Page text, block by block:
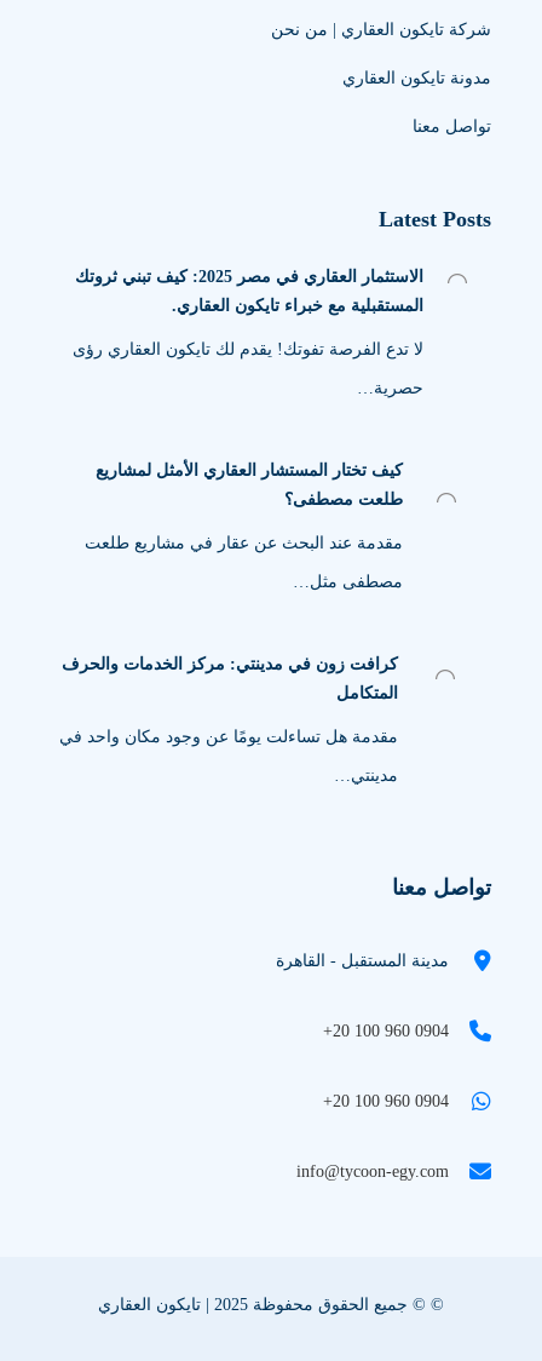
شركة تايكون العقاري | من نحن
مدونة تايكون العقاري
تواصل معنا
Latest Posts
الاستثمار العقاري في مصر 2025: كيف تبني ثروتك
المستقبلية مع خبراء تايكون العقاري.
لا تدع الفرصة تفوتك! يقدم لك تايكون العقاري رؤى
حصرية…
كيف تختار المستشار العقاري الأمثل لمشاريع
طلعت مصطفى؟
مقدمة عند البحث عن عقار في مشاريع طلعت
مصطفى مثل…
كرافت زون في مدينتي: مركز الخدمات والحرف
المتكامل
مقدمة هل تساءلت يومًا عن وجود مكان واحد في
مدينتي…
تواصل معنا
مدينة المستقبل - القاهرة
+20 100 960 0904
+20 100 960 0904
info@tycoon-egy.com
© © جميع الحقوق محفوظة 2025 | تايكون العقاري